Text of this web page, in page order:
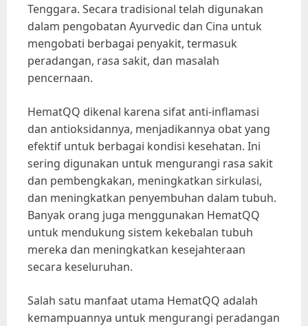
Tenggara. Secara tradisional telah digunakan
dalam pengobatan Ayurvedic dan Cina untuk
mengobati berbagai penyakit, termasuk
peradangan, rasa sakit, dan masalah
pencernaan.
HematQQ dikenal karena sifat anti-inflamasi
dan antioksidannya, menjadikannya obat yang
efektif untuk berbagai kondisi kesehatan. Ini
sering digunakan untuk mengurangi rasa sakit
dan pembengkakan, meningkatkan sirkulasi,
dan meningkatkan penyembuhan dalam tubuh.
Banyak orang juga menggunakan HematQQ
untuk mendukung sistem kekebalan tubuh
mereka dan meningkatkan kesejahteraan
secara keseluruhan.
Salah satu manfaat utama HematQQ adalah
kemampuannya untuk mengurangi peradangan